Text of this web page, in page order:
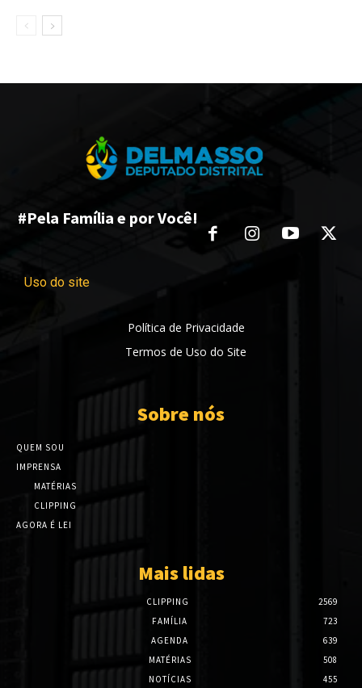
#Pela Família e por Você!
Uso do site
Política de Privacidade
Termos de Uso do Site
Sobre nós
QUEM SOU
IMPRENSA
MATÉRIAS
CLIPPING
AGORA É LEI
Mais lidas
CLIPPING
2569
FAMÍLIA
723
AGENDA
639
MATÉRIAS
508
NOTÍCIAS
455